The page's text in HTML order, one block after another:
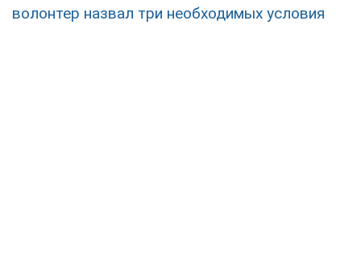
волонтер назвал три необходимых условия